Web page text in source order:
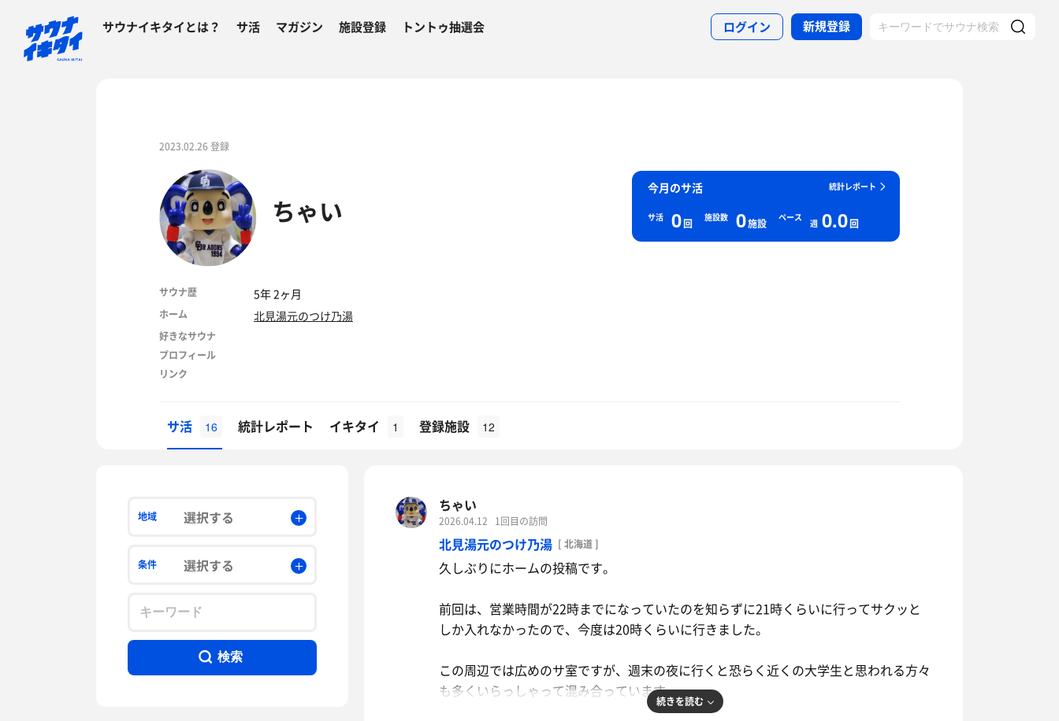
サウナイキタイとは？ サ活 マガジン 施設登録 トントゥ抽選会 ログイン 新規登録
2023.02.26 登録
ちゃい
統計レポート
今月のサ活
サ活 0回 施設数 0施設 ペース
週 0.0回
サウナ歴 5年 2ヶ月
ホーム 北見湯元のつけ乃湯
好きなサウナ
プロフィール
リンク
サ活 16 統計レポート イキタイ 1 登録施設 12
地域 選択する
条件 選択する
検索
ちゃい
2026.04.12 1回目の訪問
北見湯元のつけ乃湯 [ 北海道 ]
久しぶりにホームの投稿です。
前回は、営業時間が22時までになっていたのを知らずに21時くらいに行ってサクッと
しか入れなかったので、今度は20時くらいに行きました。
この周辺では広めのサ室ですが、週末の夜に行くと恐らく近くの大学生と思われる方々
も多くいらっしゃって混み合っています。
続きを読む